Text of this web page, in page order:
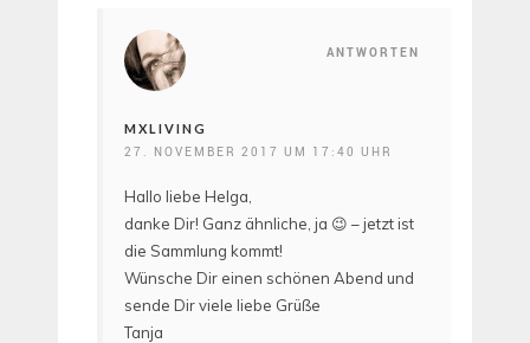
ANTWORTEN
MXLIVING
27. NOVEMBER 2017 UM 17:40 UHR
Hallo liebe Helga,
danke Dir! Ganz ähnliche, ja 😉 – jetzt ist
die Sammlung kommt!
Wünsche Dir einen schönen Abend und
sende Dir viele liebe Grüße
Tanja